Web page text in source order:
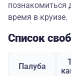
познакомиться
время в круизе.
Список
Палуба